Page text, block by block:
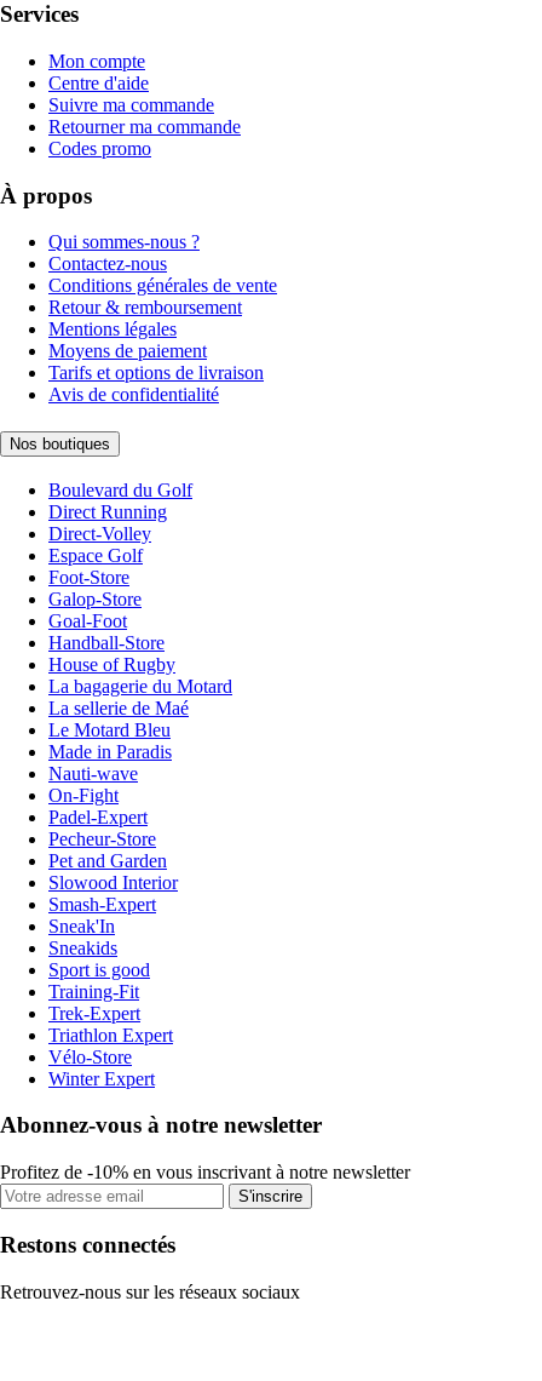
Services
Mon compte
Centre d'aide
Suivre ma commande
Retourner ma commande
Codes promo
À propos
Qui sommes-nous ?
Contactez-nous
Conditions générales de vente
Retour & remboursement
Mentions légales
Moyens de paiement
Tarifs et options de livraison
Avis de confidentialité
Nos boutiques
Boulevard du Golf
Direct Running
Direct-Volley
Espace Golf
Foot-Store
Galop-Store
Goal-Foot
Handball-Store
House of Rugby
La bagagerie du Motard
La sellerie de Maé
Le Motard Bleu
Made in Paradis
Nauti-wave
On-Fight
Padel-Expert
Pecheur-Store
Pet and Garden
Slowood Interior
Smash-Expert
Sneak'In
Sneakids
Sport is good
Training-Fit
Trek-Expert
Triathlon Expert
Vélo-Store
Winter Expert
Abonnez-vous à notre newsletter
Profitez de -10% en vous inscrivant à notre newsletter
S'inscrire
Restons connectés
Retrouvez-nous sur les réseaux sociaux